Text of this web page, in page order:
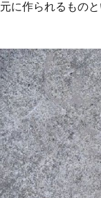
元に作られるもの